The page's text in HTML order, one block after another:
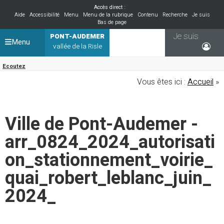
Accès direct :
Aide
Accessibilité Menu Menu de la rubrique Contenu Recherche
Je suis
Bas de page
PONT-AUDEMER
vallée de la Risle
Ecoutez
Je suis
Menu
Vous êtes ici : Accueil »
Ville de Pont-Audemer -
arr_0824_2024_autorisati
on_stationnement_voirie_
quai_robert_leblanc_juin_
2024_